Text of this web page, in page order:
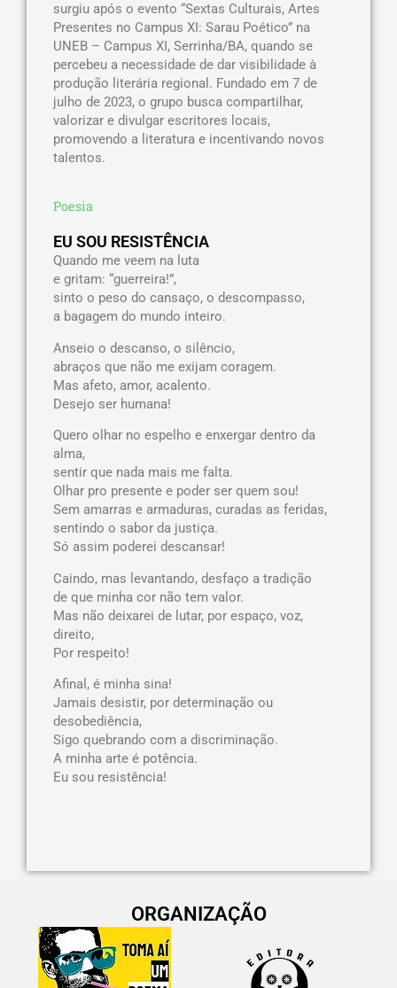
surgiu após o evento “Sextas Culturais, Artes
Presentes no Campus XI: Sarau Poético” na
UNEB – Campus XI, Serrinha/BA, quando se
percebeu a necessidade de dar visibilidade à
produção literária regional. Fundado em 7 de
julho de 2023, o grupo busca compartilhar,
valorizar e divulgar escritores locais,
promovendo a literatura e incentivando novos
talentos.
Poesia
EU SOU RESISTÊNCIA
Quando me veem na luta
e gritam: “guerreira!”,
sinto o peso do cansaço, o descompasso,
a bagagem do mundo inteiro.
Anseio o descanso, o silêncio,
abraços que não me exijam coragem.
Mas afeto, amor, acalento.
Desejo ser humana!
Quero olhar no espelho e enxergar dentro da
alma,
sentir que nada mais me falta.
Olhar pro presente e poder ser quem sou!
Sem amarras e armaduras, curadas as feridas,
sentindo o sabor da justiça.
Só assim poderei descansar!
Caindo, mas levantando, desfaço a tradição
de que minha cor não tem valor.
Mas não deixarei de lutar, por espaço, voz,
direito,
Por respeito!
Afinal, é minha sina!
Jamais desistir, por determinação ou
desobediência,
Sigo quebrando com a discriminação.
A minha arte é potência.
Eu sou resistência!
ORGANIZAÇÃO